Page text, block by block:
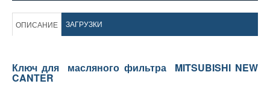
ОПИСАНИЕ ЗАГРУЗКИ
Ключ для масляного фильтра MITSUBISHI NEW
CANTER